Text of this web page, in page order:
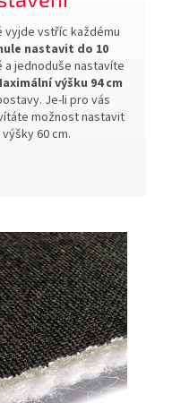
vyjde vstříc každému
nastavit do 10
jednoduše nastavíte
výšku 94 cm
Je-li pro vás
možnost nastavit
60 cm.